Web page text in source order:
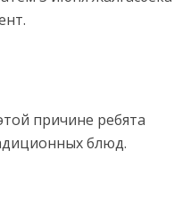
причине ребята
блюд.